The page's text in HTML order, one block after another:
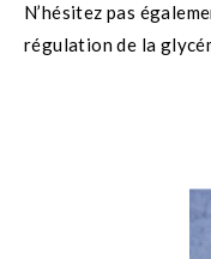
N’hésitez pas
régulation de la